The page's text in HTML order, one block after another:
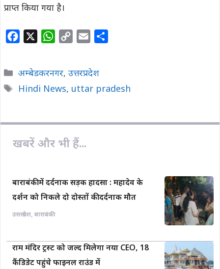
प्राप्त किया गया है।
e
b
W
t
s
y
L
i
l
e
Categories
अम्बेडकरनगर, उत्तरप्रदेश
Tags
Hindi News, uttar pradesh
खबरें और भी हैं...
बाराबंकी में दर्दनाक सड़क हादसा : महादेव के
दर्शन को निकले दो दोस्तों की दर्दनाक मौत
उत्तरप्रदेश, बाराबंकी
राम मंदिर ट्रस्ट को जल्द मिलेगा नया CEO, 18
कैंडिडेट पहुंचे फाइनल राउंड में